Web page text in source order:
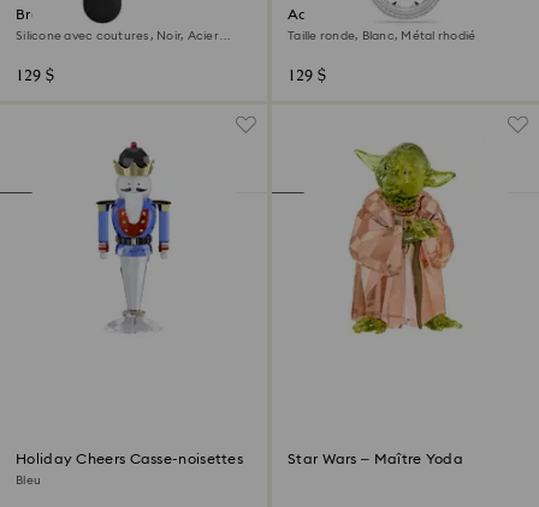
Bracelet de montre
Silicone avec coutures, Noir, Acier
129 $
Accessoire de sac
Taille ronde, Blanc, Métal rhodié
129 $
Holiday Cheers Casse-noisettes
Bleu
Star Wars – Maître Yoda